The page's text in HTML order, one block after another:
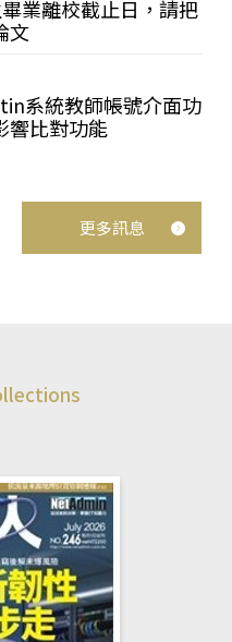
業離校截止日，請把
文
系統教師帳號介面功
響比對功能
更多訊息